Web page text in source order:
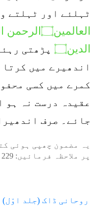
ٹہلئے اور ٹہلتے
الدین۝
پڑھتی
اندھیرے میں
کمرے میں کسی
عقیدہ درست نہ ہو
جائے۔ صرف
یہ مضمون چھپی ہوئی
پر ملاحظہ فرمائیں: 229
روحانی ڈاک (جلد اوّل)